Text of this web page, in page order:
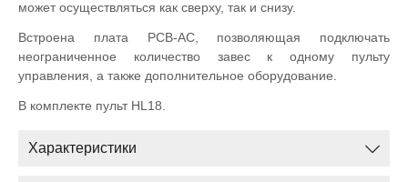
может осуществляться как сверху, так и снизу.
Встроена плата PCB-AC, позволяющая подключать
неограниченное количество завес к одному пульту
управления, а также дополнительное оборудование.
В комплекте пульт HL18.
Характеристики